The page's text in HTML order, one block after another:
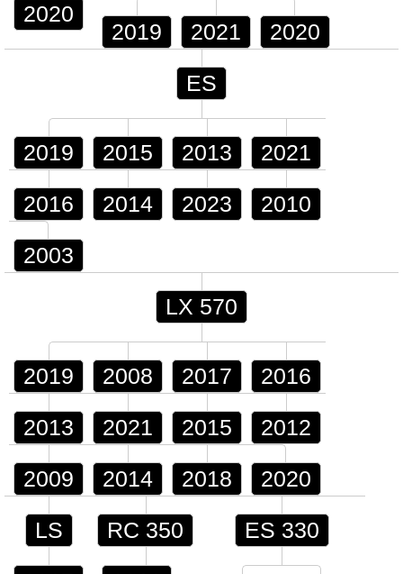
2020
2019 2021 2020
ES
2019 2015 2013 2021
2016 2014 2023 2010
2003
LX 570
2019 2008 2017 2016
2013 2021 2015 2012
2009 2014 2018 2020
LS RC 350 ES 330